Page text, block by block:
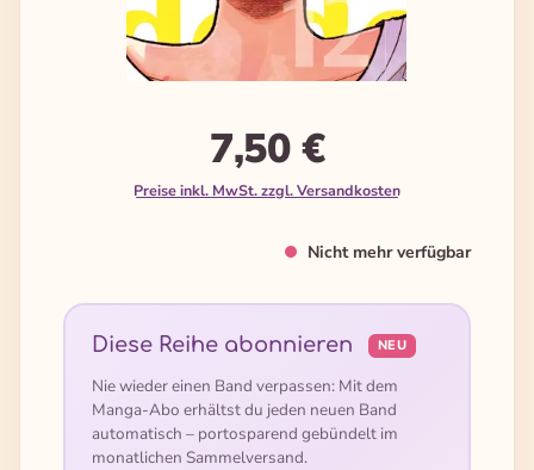
7,50 €
Preise inkl. MwSt. zzgl. Versandkosten
Nicht mehr verfügbar
Diese Reihe abonnieren NEU
Nie wieder einen Band verpassen: Mit dem
Manga-Abo erhältst du jeden neuen Band
automatisch – portosparend gebündelt im
monatlichen Sammelversand.